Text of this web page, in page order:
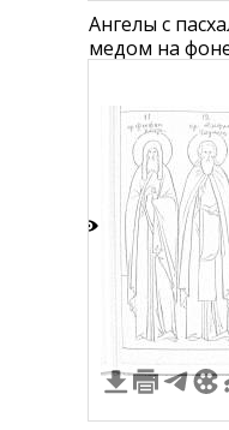
Ангелы с
медом на